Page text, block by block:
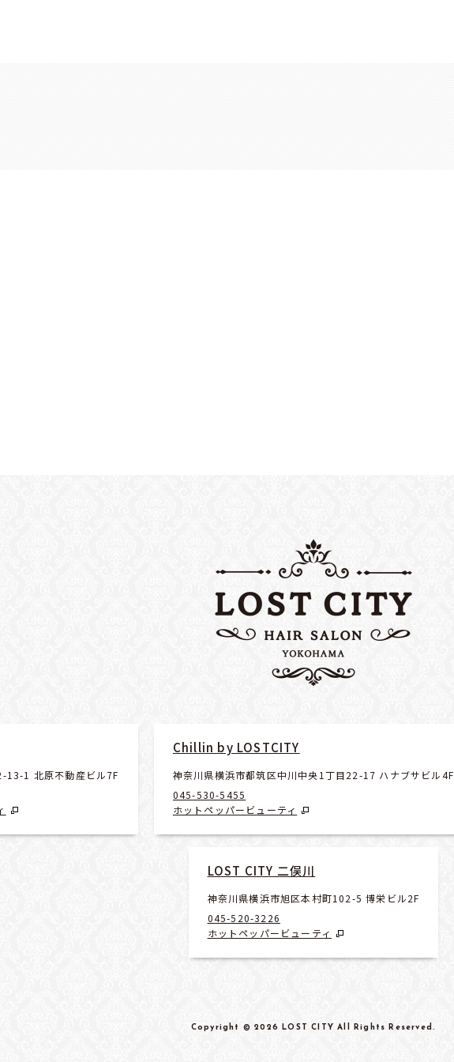
13-1 北原不動産ビル7F
Chillin by LOSTCITY
神奈川県横浜市都筑区中川中央1丁目22-17 ハナブサビル4F
045-530-5455
ホットペッパービューティ
LOST CITY 二俣川
神奈川県横浜市旭区本村町102-5 博栄ビル2F
045-520-3226
ホットペッパービューティ
Copyright © 2026 LOST CITY All Rights Reserved .